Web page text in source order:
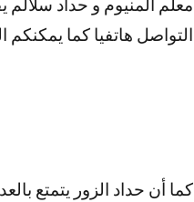
التواصل هاتفيا كما يمكنكم
كما أن حداد الزور يتمتع